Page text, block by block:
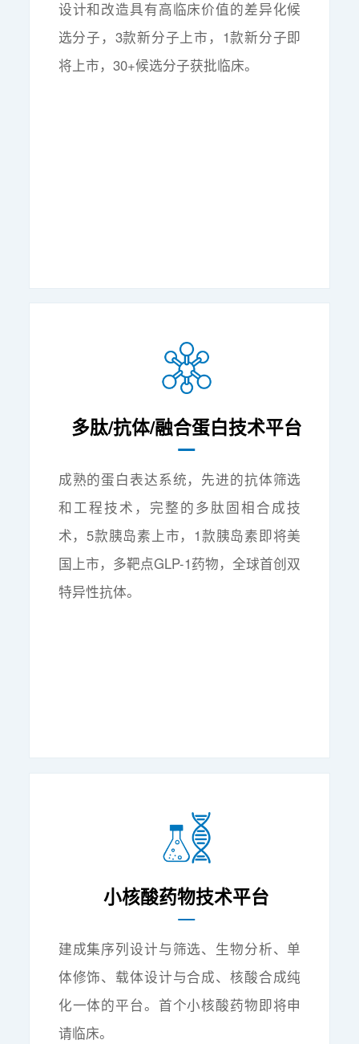
设计和改造具有高临床价值的差异化候
选分子，3款新分子上市，1款新分子即
将上市，30+候选分子获批临床。
多肽/抗体/融合蛋白技术平台
成熟的蛋白表达系统，先进的抗体筛选
和工程技术，完整的多肽固相合成技
术，5款胰岛素上市，1款胰岛素即将美
国上市，多靶点GLP-1药物，全球首创双
特异性抗体。
小核酸药物技术平台
建成集序列设计与筛选、生物分析、单
体修饰、载体设计与合成、核酸合成纯
化一体的平台。首个小核酸药物即将申
请临床。